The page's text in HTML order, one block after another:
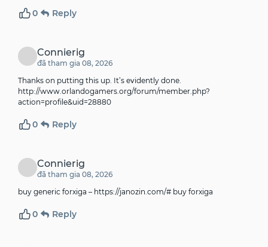
0 Reply
Connierig
đã tham gia 08, 2026
Thanks on putting this up. It’s evidently done.
http://www.orlandogamers.org/forum/member.php?
action=profile&uid=28880
0 Reply
Connierig
đã tham gia 08, 2026
buy generic forxiga – https://janozin.com/# buy forxiga
0 Reply